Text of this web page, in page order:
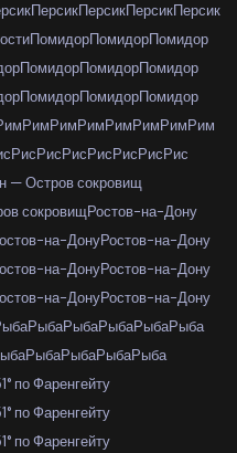
ПерсикПерсикПерсикПерсик
ПомидорПомидорПомидор
ПомидорПомидорПомидор
ПомидорПомидорПомидор
РимРимРимРимРимРимРим
РисРисРисРисРисРисРис
— Остров сокровищ
сокровищРостов-на-Дону
на-ДонуРостов-на-Дону
на-ДонуРостов-на-Дону
на-ДонуРостов-на-Дону
РыбаРыбаРыбаРыбаРыба
РыбаРыбаРыбаРыба
по Фаренгейту
по Фаренгейту
по Фаренгейту